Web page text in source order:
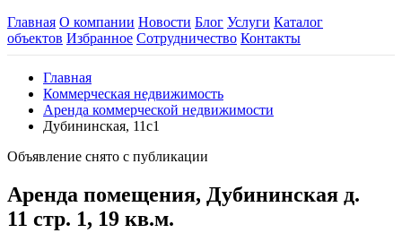
Главная О компании Новости Блог Услуги Каталог
объектов Избранное Сотрудничество Контакты
Главная
Коммерческая недвижимость
Аренда коммерческой недвижимости
Дубининская, 11с1
Объявление снято с публикации
Аренда помещения, Дубининская д.
11 стр. 1, 19 кв.м.